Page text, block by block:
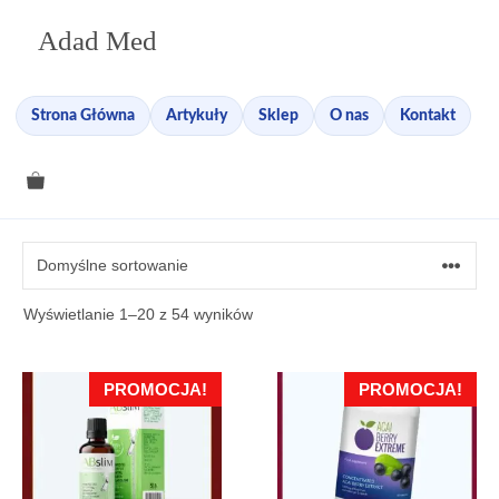
Adad Med
Strona Główna Artykuły Sklep O nas Kontakt
Wyświetlanie 1–20 z 54 wyników
PROMOCJA! PROMOCJA!